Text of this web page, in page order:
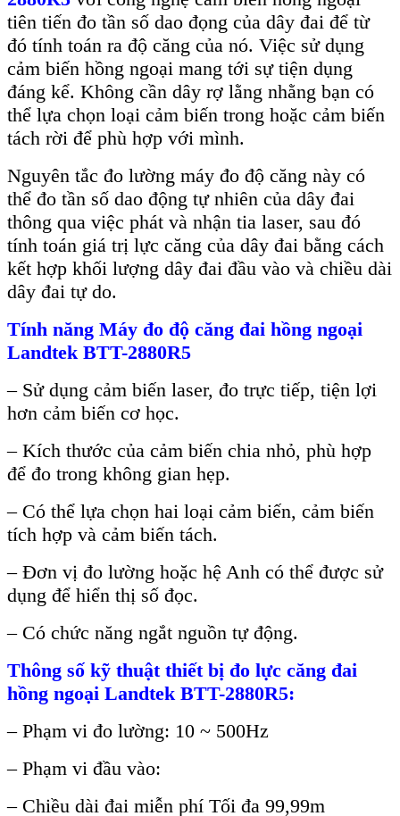
tiên tiến đo tần số dao đọng của dây đai để từ
đó tính toán ra độ căng của nó. Việc sử dụng
cảm biến hồng ngoại mang tới sự tiện dụng
đáng kể. Không cần dây rợ lằng nhằng bạn có
thể lựa chọn loại cảm biến trong hoặc cảm biến
tách rời để phù hợp với mình.
Nguyên tắc đo lường máy đo độ căng này có
thể đo tần số dao động tự nhiên của dây đai
thông qua việc phát và nhận tia laser, sau đó
tính toán giá trị lực căng của dây đai bằng cách
kết hợp khối lượng dây đai đầu vào và chiều dài
dây đai tự do.
Tính năng Máy đo độ căng đai hồng ngoại
Landtek BTT-2880R5
– Sử dụng cảm biến laser, đo trực tiếp, tiện lợi
hơn cảm biến cơ học.
– Kích thước của cảm biến chia nhỏ, phù hợp
để đo trong không gian hẹp.
– Có thể lựa chọn hai loại cảm biến, cảm biến
tích hợp và cảm biến tách.
– Đơn vị đo lường hoặc hệ Anh có thể được sử
dụng để hiển thị số đọc.
– Có chức năng ngắt nguồn tự động.
Thông số kỹ thuật thiết bị đo lực căng đai
hồng ngoại Landtek BTT-2880R5:
– Phạm vi đo lường: 10 ~ 500Hz
– Phạm vi đầu vào:
– Chiều dài đai miễn phí Tối đa 99,99m